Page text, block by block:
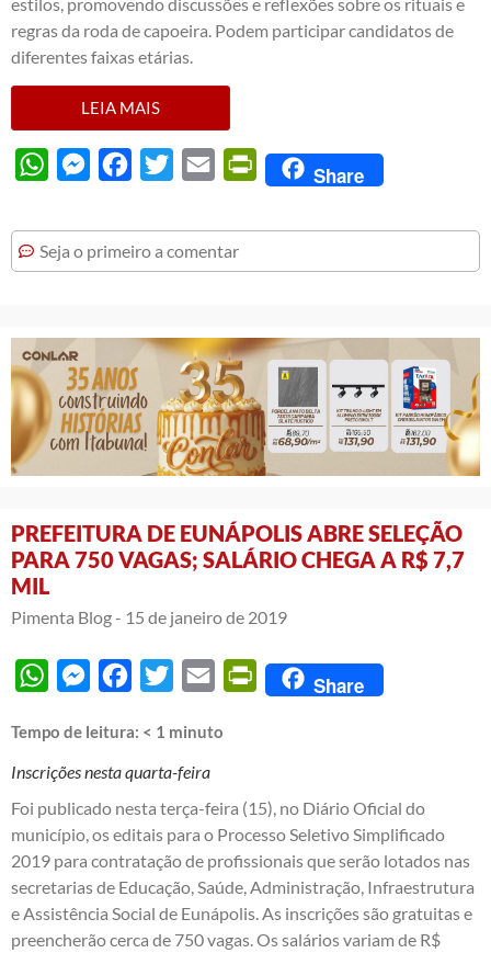
regras da roda de capoeira. Podem participar candidatos de
diferentes faixas etárias.
LEIA MAIS
WhatsAppMessengerFacebook
Twitter Email PrintFriendly
Share
Seja o primeiro a comentar
PREFEITURA DE EUNÁPOLIS ABRE SELEÇÃO
PARA 750 VAGAS; SALÁRIO CHEGA A R$ 7,7
MIL
Pimenta Blog - 15 de janeiro de 2019
WhatsAppMessengerFacebook
Twitter Email PrintFriendly
Share
Tempo de leitura: < 1 minuto
Inscrições nesta quarta-feira
Foi publicado nesta terça-feira (15), no Diário Oficial do
município, os editais para o Processo Seletivo Simplificado
2019 para contratação de profissionais que serão lotados nas
secretarias de Educação, Saúde, Administração, Infraestrutura
e Assistência Social de Eunápolis. As inscrições são gratuitas e
preencherão cerca de 750 vagas. Os salários variam de R$